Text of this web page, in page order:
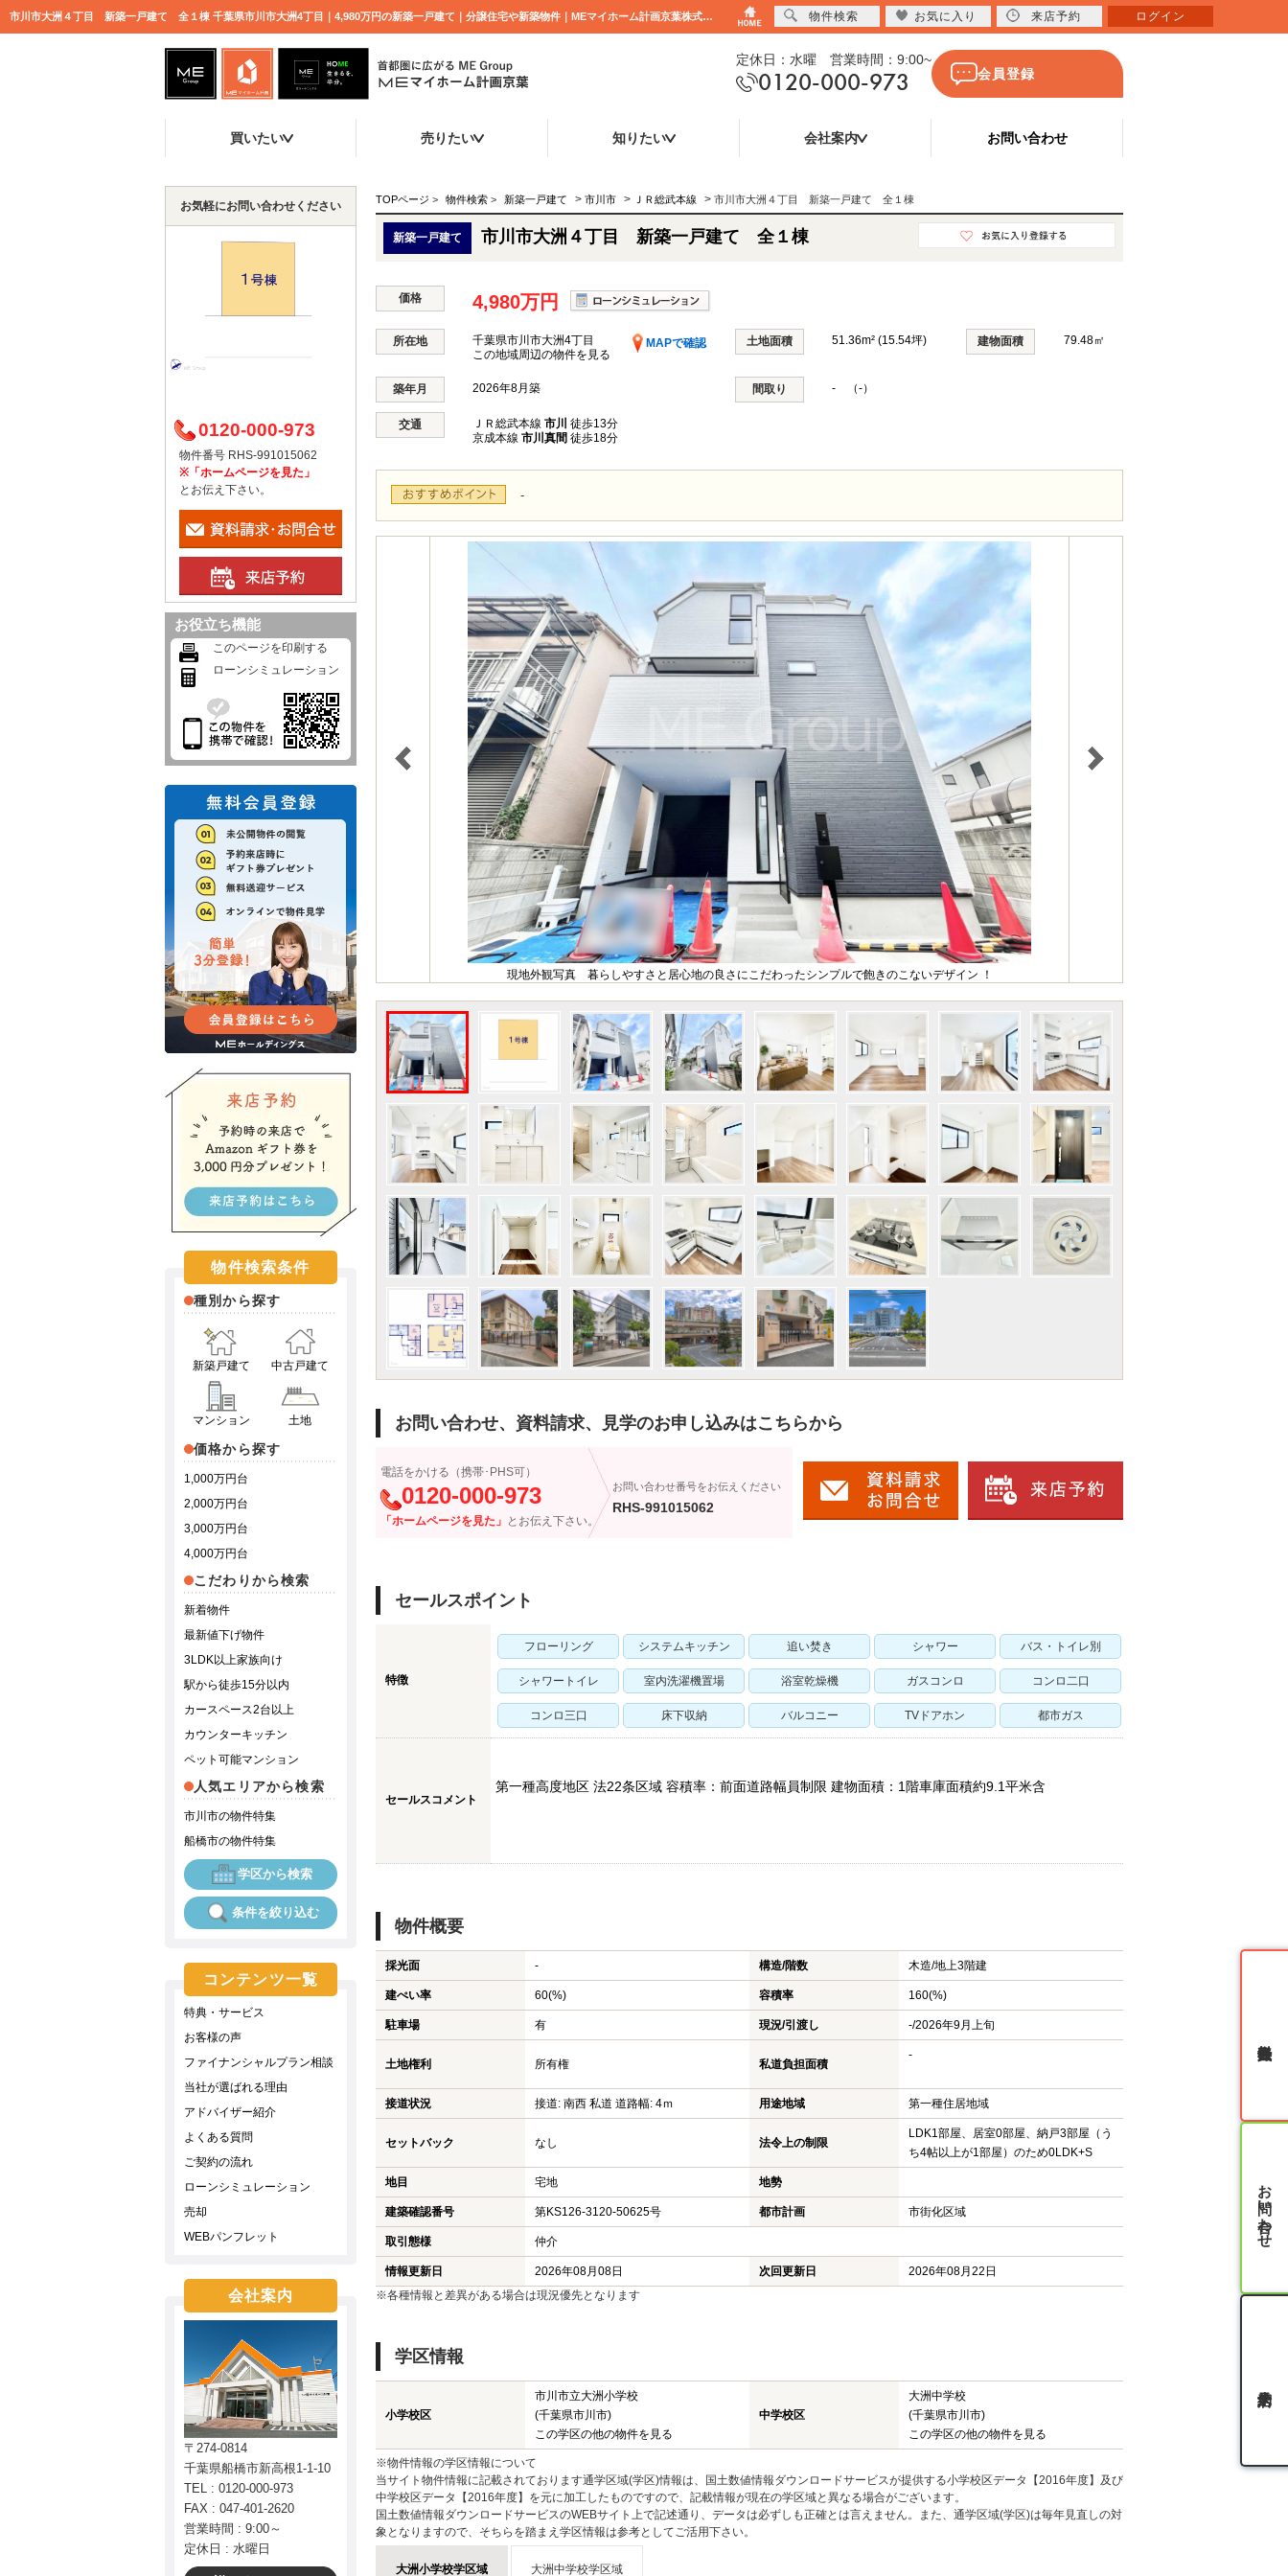
市川市大洲４丁目 新築一戸建て 全１棟 千葉県市川市大洲4丁目｜4,980万円の新築一戸建て｜分譲住宅や新築物件｜MEマイホーム計画京葉株式会社
定休日：水曜 営業時間：9:00~
0120-000-973 会員登録
買いたい 売りたい 知りたい 会社案内 お問い合わせ
TOPページ > 物件検索 > 新築一戸建て > 市川市 > ＪＲ総武本線 > 市川市大洲４丁目 新築一戸建て 全１棟
新築一戸建て 市川市大洲４丁目 新築一戸建て 全１棟
価格 4,980万円
所在地 千葉県市川市大洲4丁目
MAPで確認
この地域周辺の物件を見る
土地面積 51.36m² (15.54坪) 建物面積 79.48㎡
築年月 2026年8月築 間取り - （-）
交通 ＪＲ総武本線 市川 徒歩13分
京成本線 市川真間 徒歩18分
-
現地外観写真 暮らしやすさと居心地の良さにこだわったシンプルで飽きのこないデザイン ！
お問い合わせ、資料請求、見学のお申し込みはこちらから
電話をかける（携帯･PHS可）
0120-000-973
「ホームページを見た」 とお伝え下さい。
お問い合わせ番号をお伝えください
RHS-991015062
セールスポイント
特徴
フローリング システムキッチン 追い焚き シャワー バス・トイレ別
シャワートイレ 室内洗濯機置場 浴室乾燥機 ガスコンロ コンロ二口
コンロ三口 床下収納 バルコニー TVドアホン 都市ガス
セールスコメント
第一種高度地区 法22条区域 容積率：前面道路幅員制限 建物面積：1階車庫面積約9.1平米含
物件概要
採光面 - 構造/階数 木造/地上3階建
建ぺい率 60(%) 容積率 160(%)
駐車場 有 現況/引渡し -/2026年9月上旬
土地権利 所有権 私道負担面積
-
接道状況 接道: 南西 私道 道路幅: 4ｍ 用途地域 第一種住居地域
セットバック なし 法令上の制限
LDK1部屋、居室0部屋、納戸3部屋（う
ち4帖以上が1部屋）のため0LDK+S
地目 宅地 地勢
建築確認番号 第KS126-3120-50625号 都市計画 市街化区域
取引態様 仲介
情報更新日 2026年08月08日 次回更新日
2026年08月22日
※各種情報と差異がある場合は現況優先となります
学区情報
小学校区
市川市立大洲小学校
(千葉県市川市)
この学区の他の物件を見る
中学校区
大洲中学校
(千葉県市川市)
この学区の他の物件を見る
※物件情報の学区情報について
当サイト物件情報に記載されております通学区域(学区)情報は、国土数値情報ダウンロードサービスが提供する小学校区データ【2016年度】及び
中学校区データ【2016年度】を元に加工したものですので、記載情報が現在の学区域と異なる場合がございます。
国土数値情報ダウンロードサービスのWEBサイト上で記述通り、データは必ずしも正確とは言えません。また、通学区域(学区)は毎年見直しの対
象となりますので、そちらを踏まえ学区情報は参考としてご活用下さい。
大洲小学校学区域 大洲中学校学区域
お気軽にお問い合わせください
0120-000-973
物件番号 RHS-991015062
※「ホームページを見た」
とお伝え下さい。
お役立ち機能
このページを印刷する
ローンシミュレーション
物件検索条件
種別から探す
新築戸建て 中古戸建て
マンション 土地
価格から探す
1,000万円台
2,000万円台
3,000万円台
4,000万円台
こだわりから検索
新着物件
最新値下げ物件
3LDK以上家族向け
駅から徒歩15分以内
カースペース2台以上
カウンターキッチン
ペット可能マンション
人気エリアから検索
市川市の物件特集
船橋市の物件特集
学区から検索
条件を絞り込む
コンテンツ一覧
特典・サービス
お客様の声
ファイナンシャルプラン相談
当社が選ばれる理由
アドバイザー紹介
よくある質問
ご契約の流れ
ローンシミュレーション
売却
WEBパンフレット
会社案内
〒274-0814
千葉県船橋市新高根1-1-10
TEL : 0120-000-973
FAX : 047-401-2620
営業時間 : 9:00～
定休日 : 水曜日
物件検索 お気に入り 来店予約 ログイン
お問い合わせ